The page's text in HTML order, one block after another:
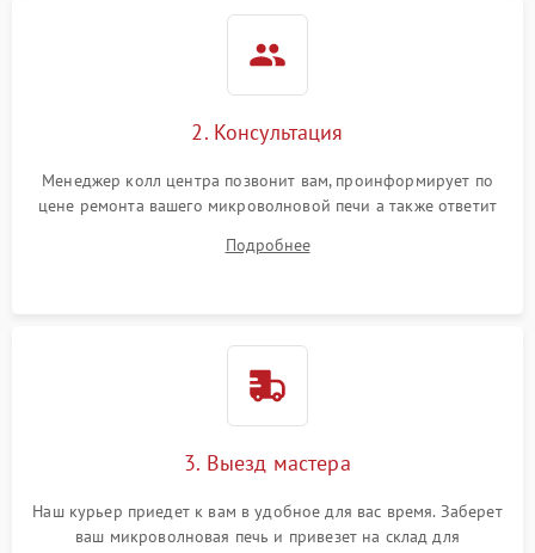
2. Консультация
Менеджер колл центра позвонит вам, проинформирует по
цене ремонта вашего микроволновой печи а также ответит
Подробнее
3. Выезд мастера
Наш курьер приедет к вам в удобное для вас время. Заберет
ваш микроволновая печь и привезет на склад для